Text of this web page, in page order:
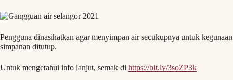
Pengguna dinasihatkan agar menyimpan air secukupnya untuk
simpanan ditutup.
Untuk mengetahui info lanjut, semak di https://bit.ly/3soZP3k